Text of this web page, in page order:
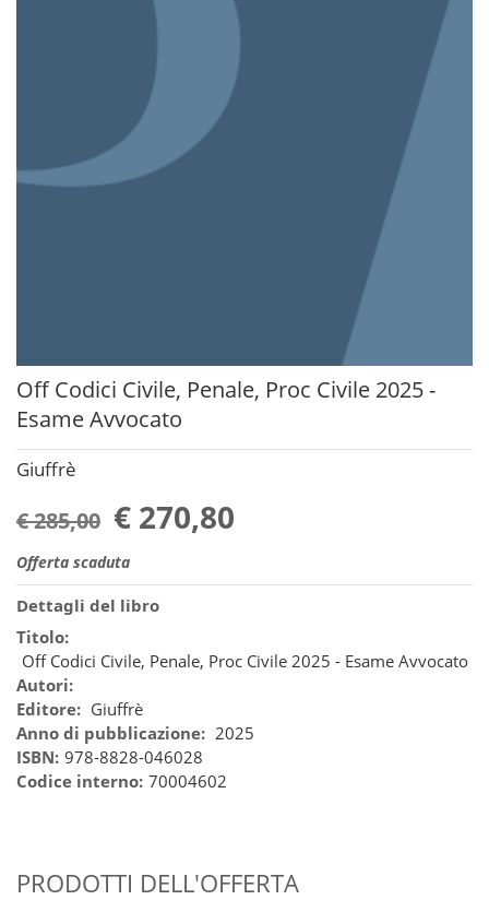
Off Codici Civile, Penale, Proc Civile 2025 -
Esame Avvocato
Giuffrè
€ 285,00 € 270,80
Offerta scaduta
Dettagli del libro
Titolo:
Off Codici Civile, Penale, Proc Civile 2025 - Esame Avvocato
Autori:
Editore: Giuffrè
Anno di pubblicazione: 2025
ISBN: 978-8828-046028
Codice interno: 70004602
PRODOTTI DELL'OFFERTA